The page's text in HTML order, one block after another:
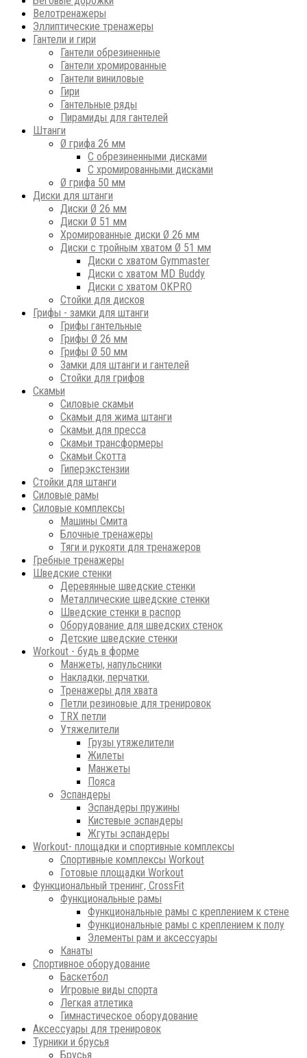
Велотренажеры
Эллиптические тренажеры
Гантели и гири
Гантели обрезиненные
Гантели хромированные
Гантели виниловые
Гири
Гантельные ряды
Пирамиды для гантелей
Штанги
Ø грифа 26 мм
С обрезиненными дисками
С хромированными дисками
Ø грифа 50 мм
Диски для штанги
Диски Ø 26 мм
Диски Ø 51 мм
Хромированные диски Ø 26 мм
Диски с тройным хватом Ø 51 мм
Диски с хватом Gymmaster
Диски с хватом MD Buddy
Диски с хватом OKPRO
Стойки для дисков
Грифы - замки для штанги
Грифы гантельные
Грифы Ø 26 мм
Грифы Ø 50 мм
Замки для штанги и гантелей
Стойки для грифов
Скамьи
Силовые скамьи
Скамьи для жима штанги
Скамьи для пресса
Скамьи трансформеры
Скамьи Скотта
Гиперэкстензии
Стойки для штанги
Силовые рамы
Силовые комплексы
Машины Смита
Блочные тренажеры
Тяги и рукояти для тренажеров
Гребные тренажеры
Шведские стенки
Деревянные шведские стенки
Металлические шведские стенки
Шведские стенки в распор
Оборудование для шведских стенок
Детские шведские стенки
Workout - будь в форме
Манжеты, напульсники
Накладки, перчатки.
Тренажеры для хвата
Петли резиновые для тренировок
ТRХ петли
Утяжелители
Грузы утяжелители
Жилеты
Манжеты
Пояса
Эспандеры
Эспандеры пружины
Кистевые эспандеры
Жгуты эспандеры
Workout- площадки и спортивные комплексы
Спортивные комплексы Workout
Готовые площадки Workout
Функциональный тренинг, CrossFit
Функциональные рамы
Функциональные рамы с креплением к стене
Функциональные рамы с креплением к полу
Элементы рам и аксессуары
Канаты
Спортивное оборудование
Баскетбол
Игровые виды спорта
Легкая атлетика
Гимнастическое оборудование
Аксессуары для тренировок
Турники и брусья
Брусья